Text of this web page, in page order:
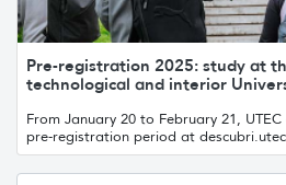
Pre-registration 2025: study at
technological and interior
From January 20 to February 21,
pre-registration period at